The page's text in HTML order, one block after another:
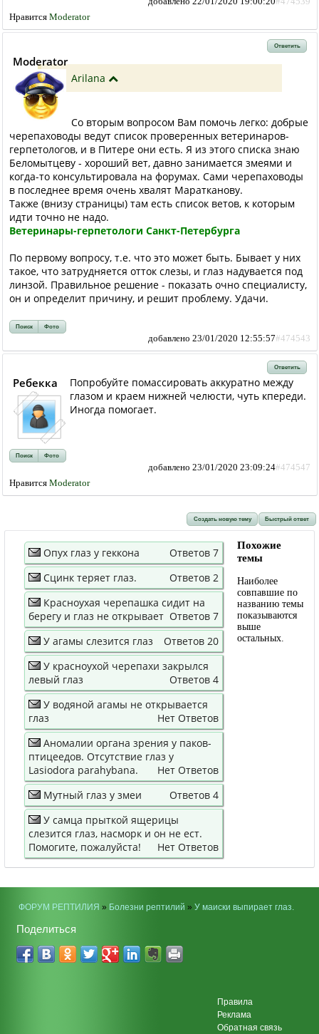
Нравится Moderator
Ответить
Moderator
Arilana
Со вторым вопросом Вам помочь легко: добрые
черепаховоды ведут список проверенных ветеринаров-
герпетологов, и в Питере они есть. Я из этого списка знаю
Беломытцеву - хороший вет, давно занимается змеями и
когда-то консультировала на форумах. Сами черепаховоды
в последнее время очень хвалят Маратканову.
Также (внизу страницы) там есть список ветов, к которым
идти точно не надо.
Ветеринары-герпетологи Санкт-Петербурга
По первому вопросу, т.е. что это может быть. Бывает у них
такое, что затрудняется отток слезы, и глаз надувается под
линзой. Правильное решение - показать очно специалисту,
он и определит причину, и решит проблему. Удачи.
Поиск Фото
добавлено 23/01/2020 12:55:57#474543
Ответить
Ребекка
Попробуйте помассировать аккуратно между
глазом и краем нижней челюсти, чуть кпереди.
Иногда помогает.
Поиск Фото
добавлено 23/01/2020 23:09:24#474547
Нравится Moderator
Создать новую тему Быстрый ответ
Опух глаз у геккона
Ответов 7
Сцинк теряет глаз.
Ответов 2
Красноухая черепашка сидит на
берегу и глаз не открывает Ответов 7
У агамы слезится глаз
Ответов 20
У красноухой черепахи закрылся
левый глаз
Ответов 4
У водяной агамы не открывается
глаз
Нет Ответов
Аномалии органа зрения у паков-
птицеедов. Отсутствие глаз у
Lasiodora parahybana.
Нет Ответов
Мутный глаз у змеи
Ответов 4
У самца прыткой ящерицы
слезится глаз, насморк и он не ест.
Помогите, пожалуйста!
Нет Ответов
Похожие
темы
Наиболее
совпавшие по
названию темы
показываются
выше
остальных.
ФОРУМ РЕПТИЛИЯ » Болезни рептилий » У маиски выпирает глаз.
Поделиться
Правила
Реклама
Обратная связь